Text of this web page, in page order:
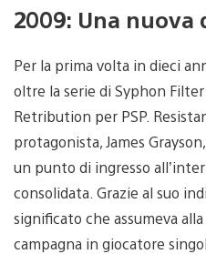
2009: Una nuova
Per la prima volta in dieci
oltre la serie di Syphon
Retribution per PSP.
protagonista, James
un punto di ingresso
consolidata. Grazie al suo
significato che assumeva
campagna in giocatore